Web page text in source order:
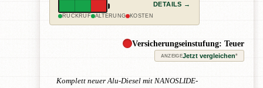
RÜCKRUF ALTERUNG KOSTEN
DETAILS →
Versicherungseinstufung: Teuer
ANZEIGEJetzt vergleichen*
Komplett neuer Alu-Diesel mit NANOSLIDE-